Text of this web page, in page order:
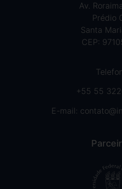
Av.
Prédio
Santa
CEP:
+55 55
E-mail: